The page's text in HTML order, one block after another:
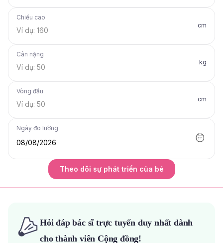
Chiều cao
cm
Cân nặng
kg
Vòng đầu
cm
Ngày đo lường
08/08/2026
Theo dõi sự phát triển của bé
Hỏi đáp bác sĩ trực tuyến duy nhất dành
cho thành viên Cộng đồng!